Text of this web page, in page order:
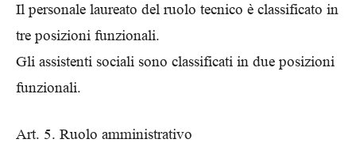
Il personale laureato del ruolo tecnico è classificato in
tre posizioni funzionali.
Gli assistenti sociali sono classificati in due posizioni
funzionali.
Art. 5. Ruolo amministrativo